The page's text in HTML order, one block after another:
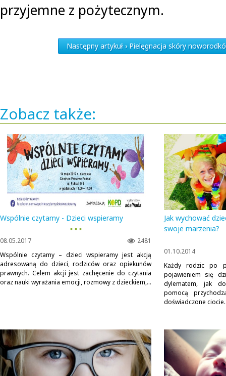
przyjemne z pożytecznym.
Następny artykuł › Pielęgnacja skóry
Zobacz także:
Wspólnie czytamy - Dzieci wspieramy
▪ ▪ ▪
2481
08.05.2017
Wspólnie czytamy – dzieci wspieramy jest akcją
adresowaną do dzieci, rodziców oraz opiekunów
prawnych. Celem akcji jest zachęcenie do czytania
oraz nauki wyrażania emocji, rozmowy z dzieckiem,...
Jak wychować
swoje marzenia?
01.10.2014
Każdy rodzic po
pojawieniem się
dylematem, jak
pomocą
doświadczone